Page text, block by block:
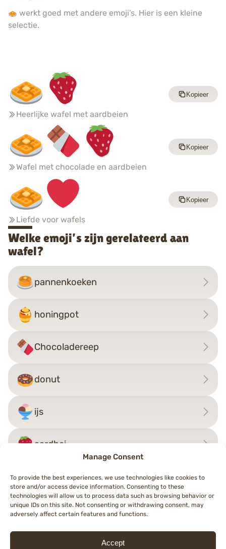
Manage Consent
To provide the best experiences, we use technologies like cookies to
store and/or access device information. Consenting to these
technologies will allow us to process data such as browsing behavior or
unique IDs on this site. Not consenting or withdrawing consent, may
adversely affect certain features and functions.
Accept
werkt goed met andere emoji’s. Hier is een kleine
selectie.
Heerlijke wafel met aardbeien
Kopieer
Wafel met chocolade en aardbeien
Kopieer
Liefde voor wafels
Kopieer
Welke emoji’s zijn gerelateerd aan
wafel?
pannenkoeken
honingpot
Chocoladereep
donut
ijs
aardbei
Bericht
navigatie
←falafelboter→